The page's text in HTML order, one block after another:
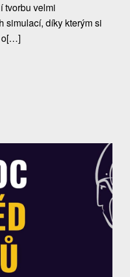
tvorbu velmi
simulací, díky kterým si
o[…]